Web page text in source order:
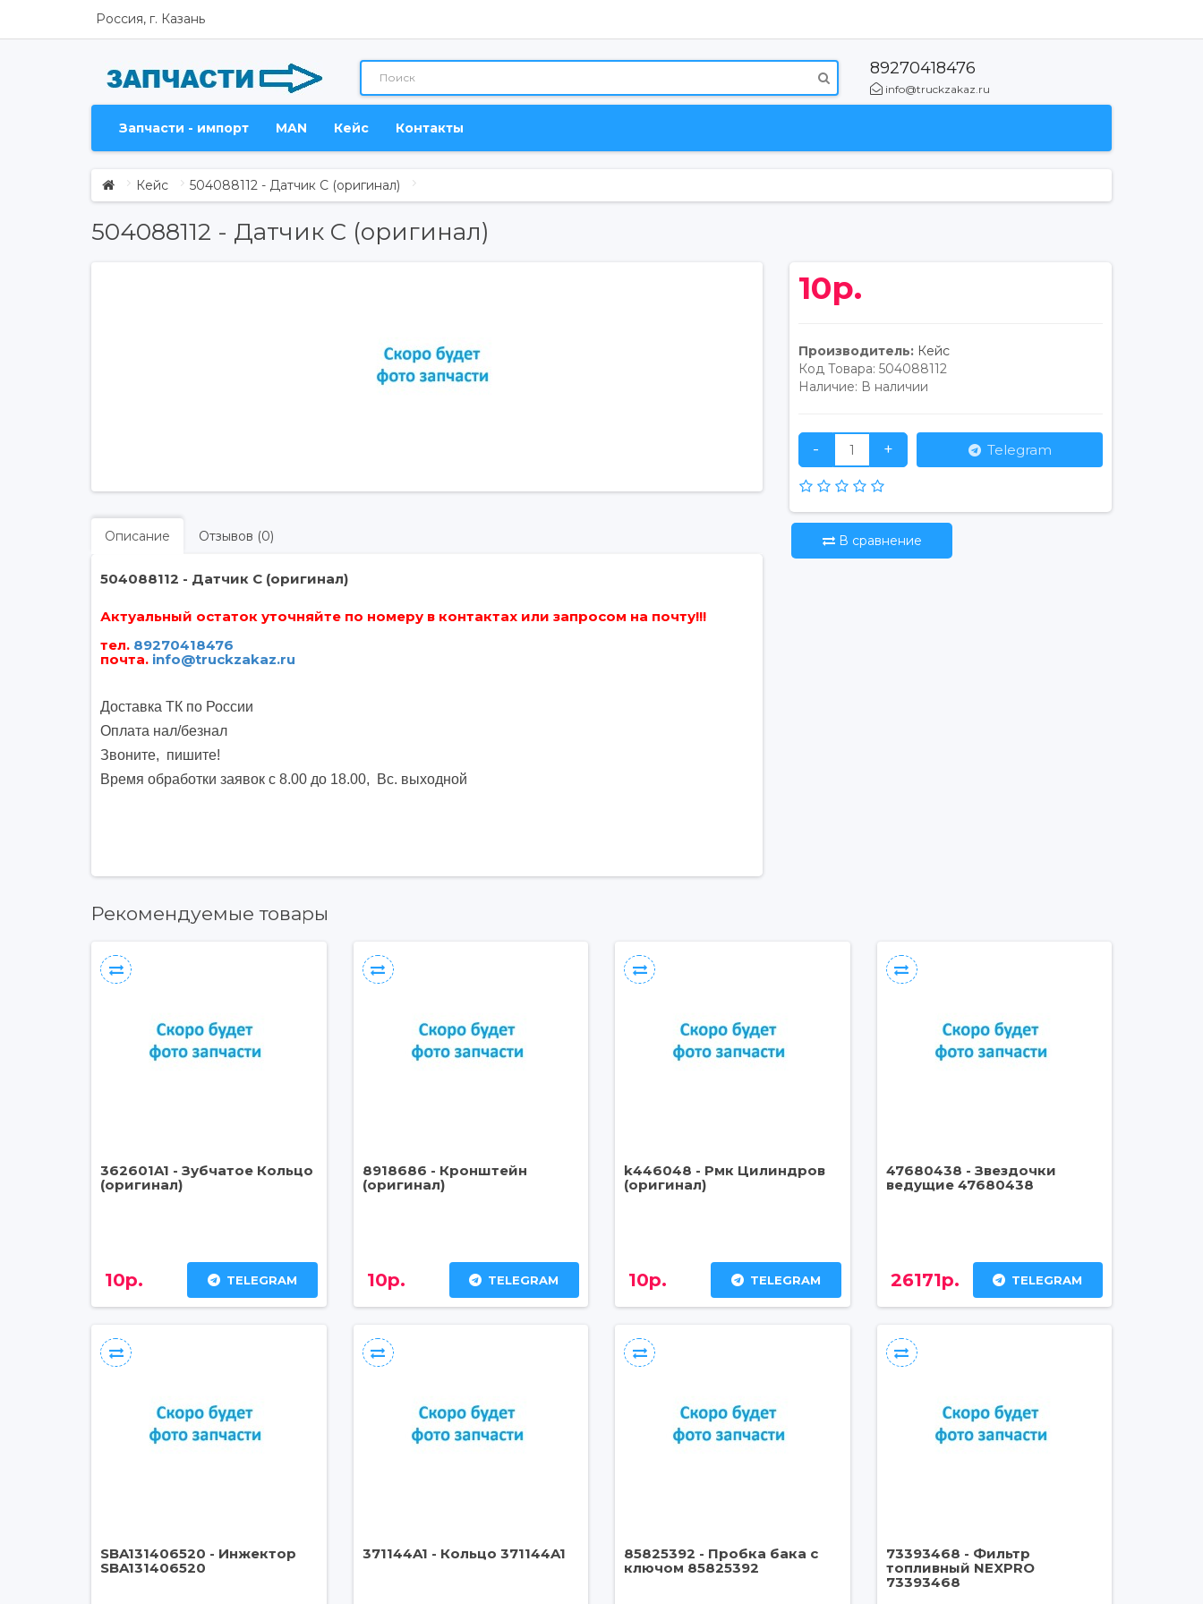
Россия, г. Казань
89270418476
info@truckzakaz.ru
Запчасти - импорт MAN Кейс Контакты
Кейс 504088112 - Датчик C (оригинал)
504088112 - Датчик C (оригинал)
Описание Отзывов (0)
504088112 - Датчик C (оригинал)
Актуальный остаток уточняйте по номеру в контактах или запросом на почту!!!
тел. 89270418476
почта. info@truckzakaz.ru
Доставка ТК по России
Оплата нал/безнал
Звоните, пишите!
Время обработки заявок с 8.00 до 18.00, Вс. выходной
10р.
Производитель: Кейс
Код Товара: 504088112
Наличие: В наличии
- + Telegram
В сравнение
Рекомендуемые товары
362601A1 - Зубчатое Кольцо
(оригинал)
10р. TELEGRAM
8918686 - Кронштейн
(оригинал)
10р. TELEGRAM
k446048 - Рмк Цилиндров
(оригинал)
10р. TELEGRAM
47680438 - Звездочки
ведущие 47680438
26171р. TELEGRAM
SBA131406520 - Инжектор
SBA131406520
371144A1 - Кольцо 371144A1
85825392 - Пробка бака с
ключом 85825392
73393468 - Фильтр
топливный NEXPRO
73393468